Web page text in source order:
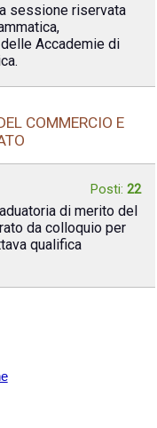
sessione riservata
Accademie di
COMMERCIO E
Posti: 22
di merito del
da colloquio per
qualifica